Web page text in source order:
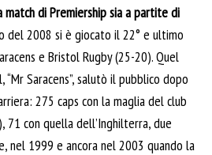
di Premiership sia a partite di
del 2008 si è giocato il 22° e ultimo
e Bristol Rugby (25-20). Quel
“Mr Saracens”, salutò il pubblico dopo
275 caps con la maglia del club
71 con quella dell’Inghilterra, due
nel 1999 e ancora nel 2003 quando la